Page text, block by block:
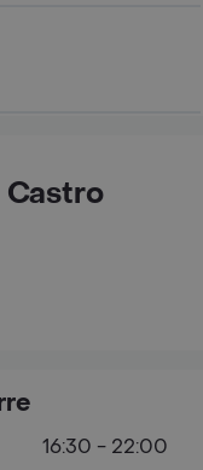
16:30 - 22:00